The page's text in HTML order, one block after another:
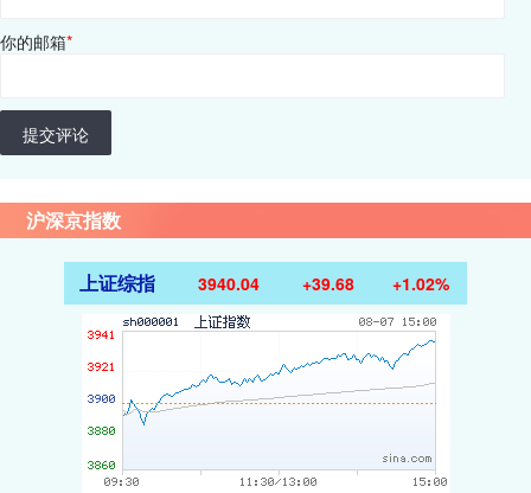
你的邮箱*
提交评论
沪深京指数
上证综指 3940.04 +39.68 +1.02%